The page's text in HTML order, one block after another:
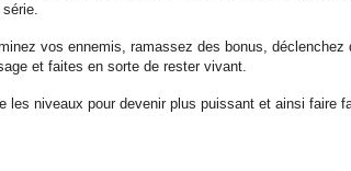
vos ennemis, ramassez des bonus, déclenchez
et faites en sorte de rester vivant.
les niveaux pour devenir plus puissant et ainsi faire